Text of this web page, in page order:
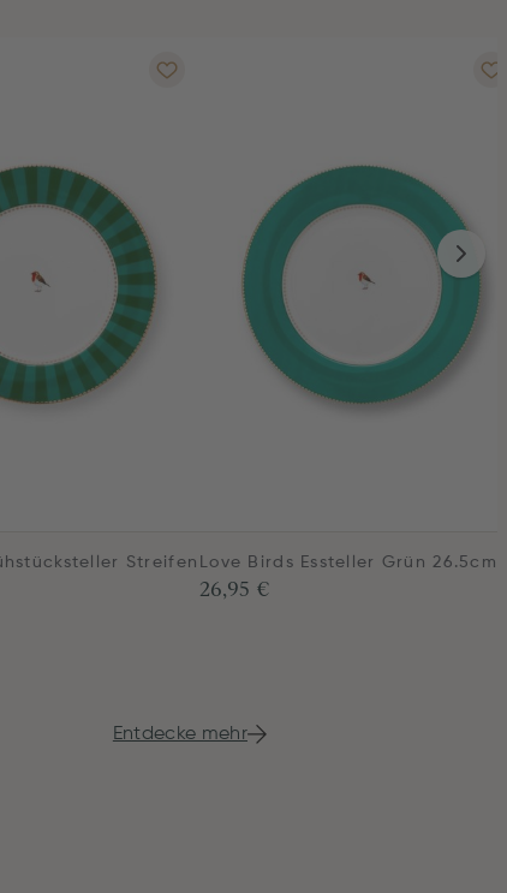
Streifen Love Birds Essteller Grün 26.5cm
26,95 €
Entdecke mehr